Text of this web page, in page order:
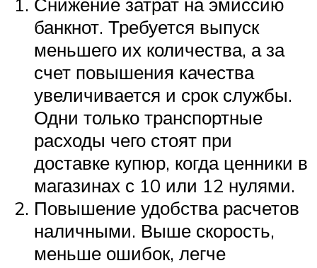
банкнот. Требуется выпуск
меньшего их количества, а за
счет повышения качества
увеличивается и срок службы.
Одни только транспортные
расходы чего стоят при
доставке купюр, когда ценники в
магазинах с 10 или 12 нулями.
Повышение удобства расчетов
наличными. Выше скорость,
меньше ошибок, легче